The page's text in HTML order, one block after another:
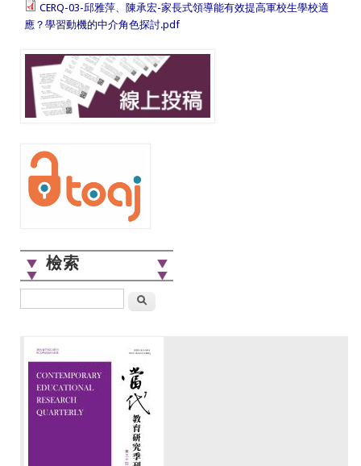
CERQ-03-邱雅萍、陳承宏-家長式領導能有效提高軍校生學校適
應？學習動機的中介角色探討.pdf
檢索
搜尋